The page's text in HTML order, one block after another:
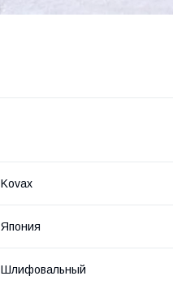
Kovax
Япония
Шлифовальный